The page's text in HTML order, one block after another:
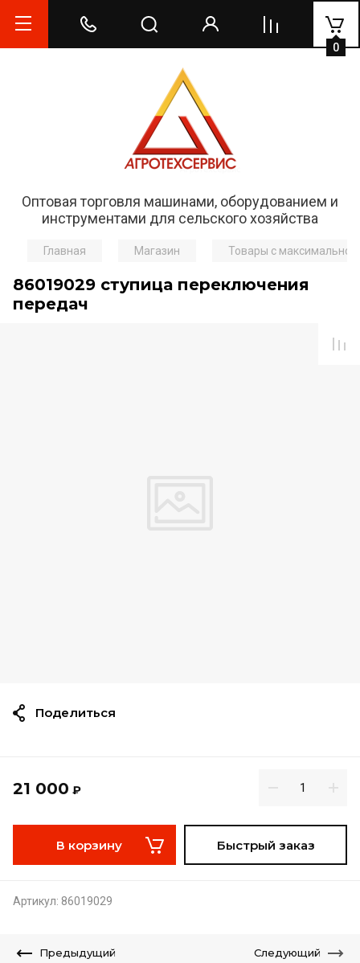
Оптовая торговля машинами, оборудованием и
инструментами для сельского хозяйства
0
Главная Магазин Товары с максимальной
86019029 ступица переключения
передач
21 000 ₽
В корзину Быстрый заказ
Артикул: 86019029
Поделиться
Предыдущий Следующий